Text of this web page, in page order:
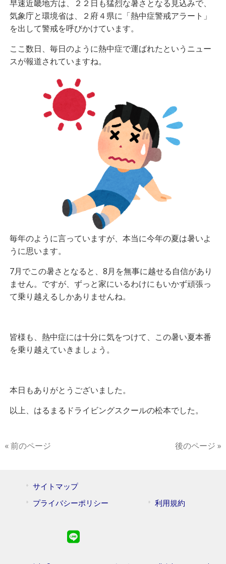
早速近畿地方は、２２日も猛烈な暑さとなる見込みで、
気象庁と環境省は、２府４県に「熱中症警戒アラート」
を出して警戒を呼びかけています。
ここ数日、毎日のように熱中症で運ばれたというニュー
スが報道されていますね。
毎年のように言っていますが、本当に今年の夏は暑いよ
うに思います。
7月でこの暑さとなると、8月を無事に越せる自信があり
ません。ですが、ずっと家にいるわけにもいかず頑張っ
て乗り越えるしかありませんね。
皆様も、熱中症には十分に気をつけて、この暑い夏本番
を乗り越えていきましょう。
本日もありがとうございました。
以上、はるまるドライビングスクールの松本でした。
« 前のページ 後のページ »
サイトマップ
プライバシーポリシー
利用規約